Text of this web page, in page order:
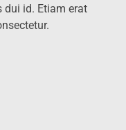
id. Etiam erat